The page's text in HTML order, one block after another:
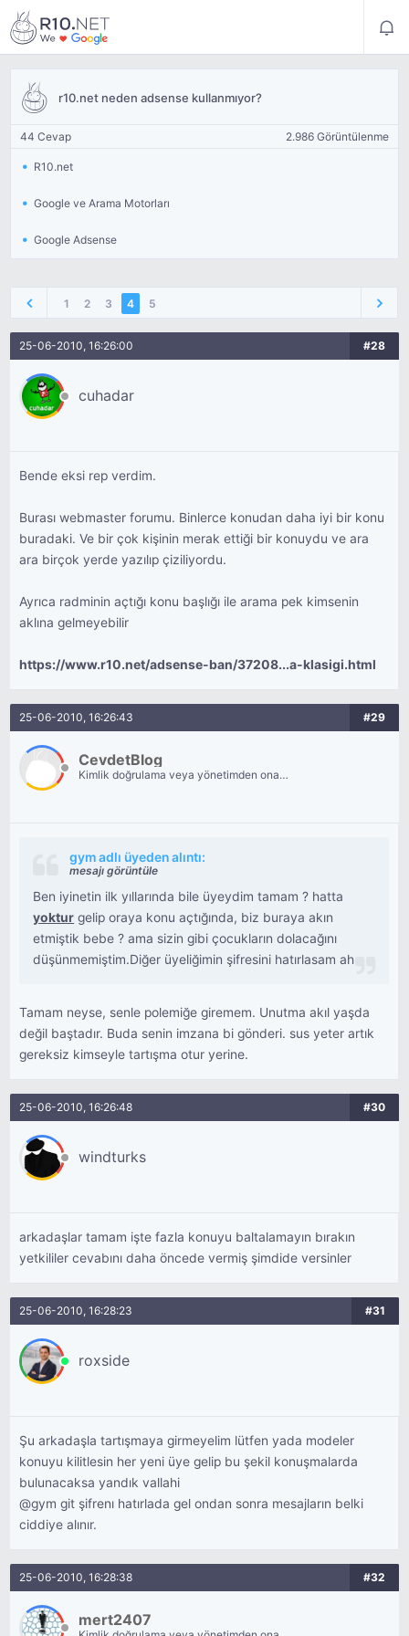
r10.net neden adsense kullanmıyor?
44 Cevap 2.986 Görüntülenme
R10.net
Google ve Arama Motorları
Google Adsense
1 2 3 4 5
25-06-2010, 16:26:00 #28
cuhadar
Bende eksi rep verdim.
Burası webmaster forumu. Binlerce konudan daha iyi bir konu
buradaki. Ve bir çok kişinin merak ettiği bir konuydu ve ara
ara birçok yerde yazılıp çiziliyordu.
Ayrıca radminin açtığı konu başlığı ile arama pek kimsenin
aklına gelmeyebilir
https://www.r10.net/adsense-ban/37208...a-klasigi.html
25-06-2010, 16:26:43 #29
CevdetBlog
Kimlik doğrulama veya yönetimden onay
gym adlı üyeden alıntı:
mesajı görüntüle
Ben iyinetin ilk yıllarında bile üyeydim tamam ? hatta
yoktur gelip oraya konu açtığında, biz buraya akın
etmiştik bebe ? ama sizin gibi çocukların dolacağını
düşünmemiştim.Diğer üyeliğimin şifresini hatırlasam ah..
Tamam neyse, senle polemiğe giremem. Unutma akıl yaşda
değil baştadır. Buda senin imzana bi gönderi. sus yeter artık
gereksiz kimseyle tartışma otur yerine.
25-06-2010, 16:26:48 #30
windturks
arkadaşlar tamam işte fazla konuyu baltalamayın bırakın
yetkililer cevabını daha öncede vermiş şimdide versinler
25-06-2010, 16:28:23 #31
roxside
Şu arkadaşla tartışmaya girmeyelim lütfen yada modeler
konuyu kilitlesin her yeni üye gelip bu şekil konuşmalarda
bulunacaksa yandık vallahi
@gym git şifrenı hatırlada gel ondan sonra mesajların belki
ciddiye alınır.
25-06-2010, 16:28:38 #32
mert2407